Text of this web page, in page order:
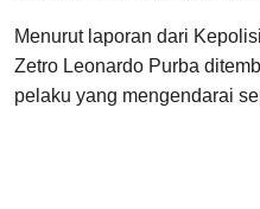
Menurut laporan dari
Zetro Leonardo Purba
pelaku yang mengendarai